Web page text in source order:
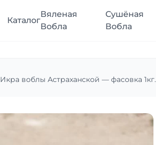
Каталог
Вяленая
Вобла
Сушёная
Вобла
Икра воблы Астраханской — фасовка 1кг.